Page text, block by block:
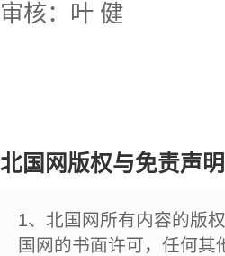
审核：叶 健
北国网版权与免责声明
1、北国网所有内容的版
国网的书面许可，任何